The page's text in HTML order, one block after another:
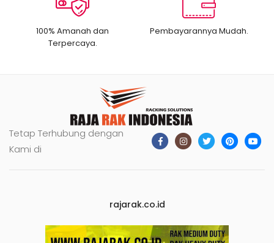
100% Amanah dan
Terpercaya.
Pembayarannya Mudah.
Tetap Terhubung dengan
Kami di
rajarak.co.id